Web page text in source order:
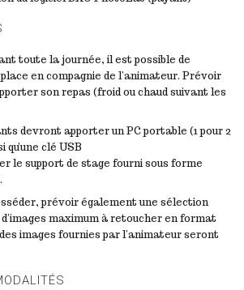
toute la journée, il est possible de
en compagnie de l’animateur. Prévoir
son repas (froid ou chaud suivant les
devront apporter un PC portable (1 pour 2
qu’une clé USB
le support de stage fourni sous forme
prévoir également une sélection
d’images maximum à retoucher en format
images fournies par l’animateur seront